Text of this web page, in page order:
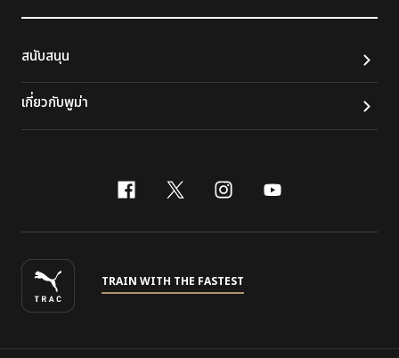
สนับสนุน
เกี่ยวกับพูม่า
facebook
x-twitter
instagram
youtube
TRAIN WITH THE FASTEST